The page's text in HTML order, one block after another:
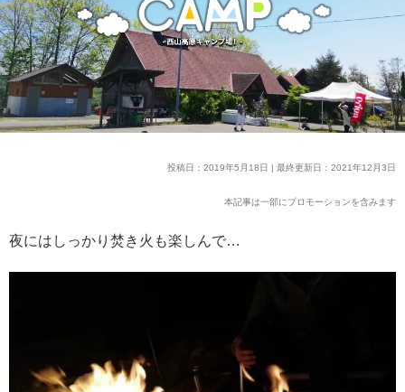
投稿日：2019年5月18日 | 最終更新日：2021年12月3日
本記事は一部にプロモーションを含みます
夜にはしっかり焚き火も楽しんで…